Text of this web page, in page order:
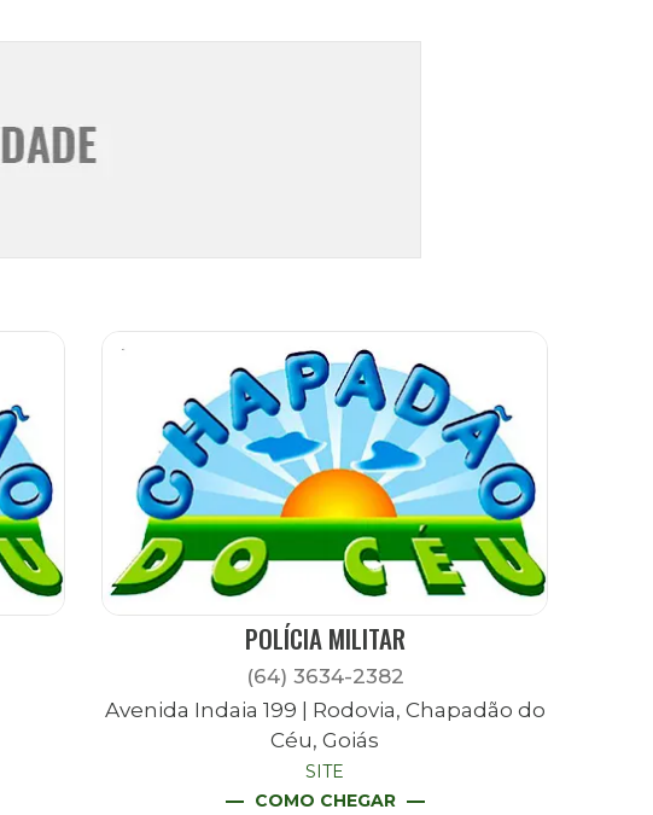
POLÍCIA MILITAR
(64) 3634-2382
Avenida Indaia 199 | Rodovia, Chapadão do
Céu, Goiás
SITE
COMO CHEGAR